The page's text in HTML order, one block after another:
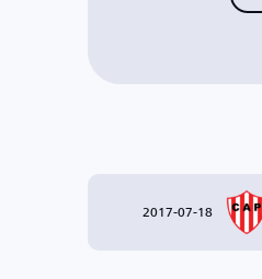
2017-07-18